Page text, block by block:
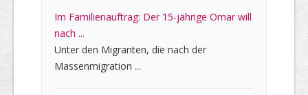
Im Familienauftrag: Der 15-jährige Omar will
nach ...
Unter den Migranten, die nach der
Massenmigration ...